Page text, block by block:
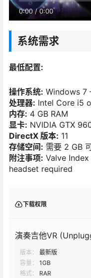
0:00/0:00
系统需求
最低配置:
操作系统: Windows 7
处理器: Intel Core i5
内存: 4 GB RAM
显卡: NVIDIA GTX
DirectX 版本: 11
存储空间: 需要 2 GB
附注事项: Valve
headset required
下载权限
演奏吉他VR
版本：
最新版
容量：
1GB
格式：
RAR